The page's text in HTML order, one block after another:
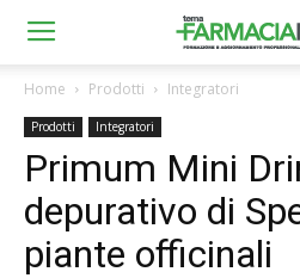
Home Prodotti Integratori
Prodotti Integratori
Primum Mini
depurativo di
piante officinali